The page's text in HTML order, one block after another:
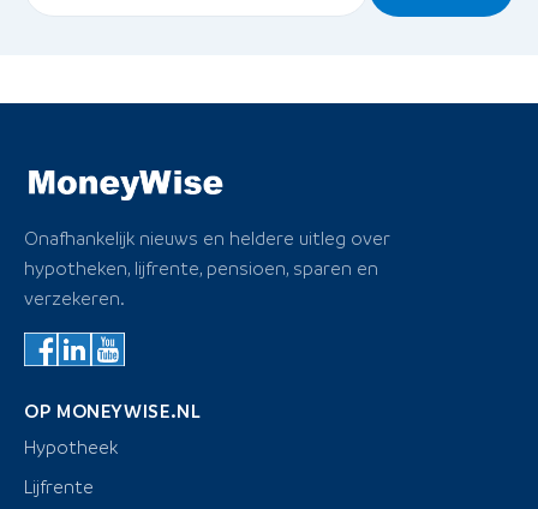
Onafhankelijk nieuws en heldere uitleg over
hypotheken, lijfrente, pensioen, sparen en
verzekeren.
OP MONEYWISE.NL
Hypotheek
Lijfrente